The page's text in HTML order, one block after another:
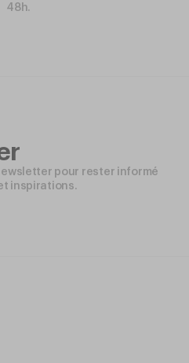
48h.
pour rester informé
inspirations.